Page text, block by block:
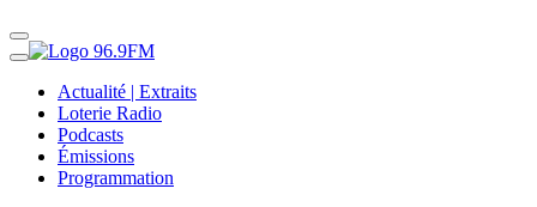
Actualité | Extraits
Loterie Radio
Podcasts
Émissions
Programmation